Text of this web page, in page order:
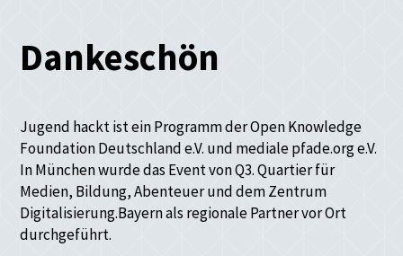
Dankeschön
Jugend hackt ist ein Programm der Open Knowledge
Foundation Deutschland e.V. und mediale pfade.org e.V.
In München wurde das Event von Q3. Quartier für
Medien, Bildung, Abenteuer und dem Zentrum
Digitalisierung.Bayern als regionale Partner vor Ort
durchgeführt.